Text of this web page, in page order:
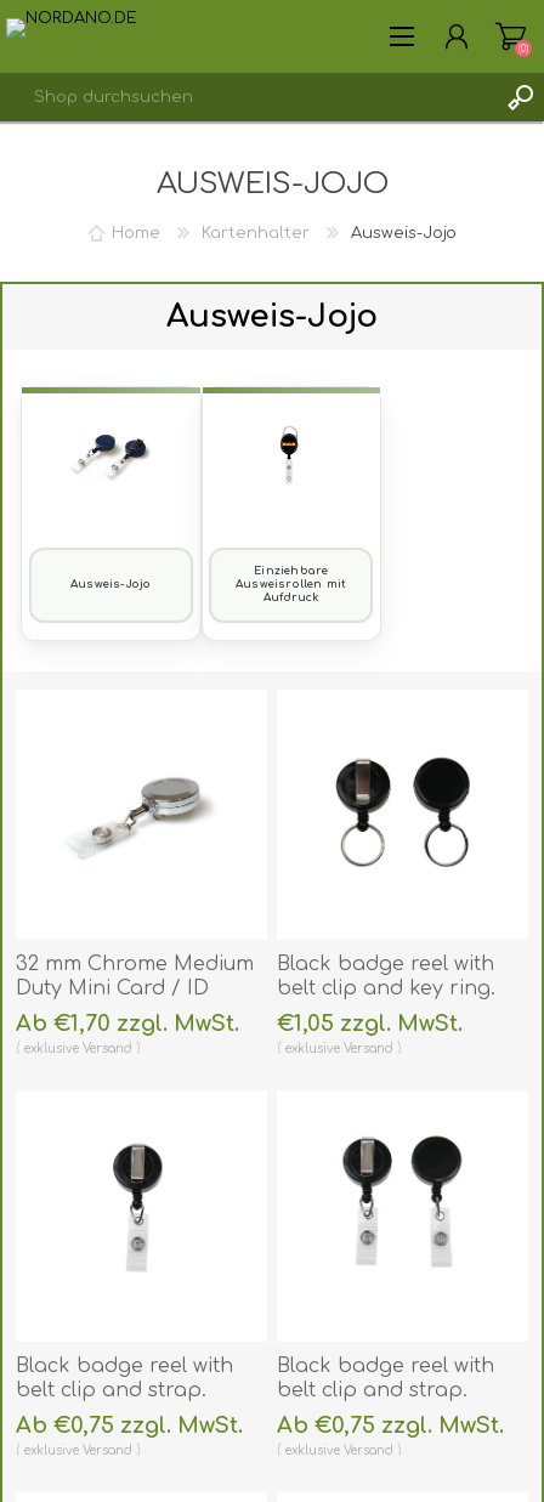
REGISTRIERUNG
ANMELDEN
(0)
AUSWEIS-JOJO
Home Kartenhalter Ausweis-Jojo
Ausweis-Jojo
Ausweis-Jojo
Einziehbare
Ausweisrollen mit
Aufdruck
32 mm Chrome Medium
Duty Mini Card / ID
badge reel with belt clip
and reinforce strap.
60270235
Ab €1,70 zzgl. MwSt.
exklusiveVersand
Black badge reel with
belt clip and key ring.
60270227
(DE,SE,NO,FI,RO,PL)
€1,05 zzgl. MwSt.
exklusiveVersand
Black badge reel with
belt clip and strap.
60270146
(DE,SE,NO,FI,RO,PL)
Ab €0,75 zzgl. MwSt.
exklusiveVersand
Black badge reel with
belt clip and strap.
60270176
(DE,SE,NO,FI,RO,PL)
Ab €0,75 zzgl. MwSt.
exklusiveVersand